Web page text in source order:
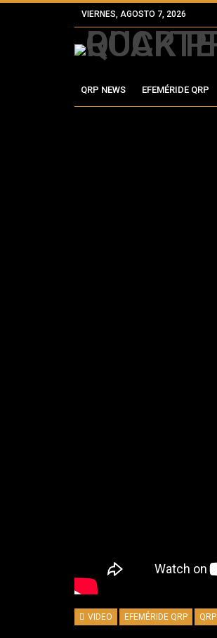
VIERNES, AGOSTO 7, 2026
QRP NEWS EFEMÉRIDE QRP
VIDEO EFEMÉRIDE QRP QRP